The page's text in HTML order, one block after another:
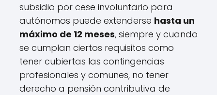
subsidio por cese involuntario para
autónomos puede extenderse hasta un
máximo de 12 meses, siempre y cuando
se cumplan ciertos requisitos como
tener cubiertas las contingencias
profesionales y comunes, no tener
derecho a pensión contributiva de